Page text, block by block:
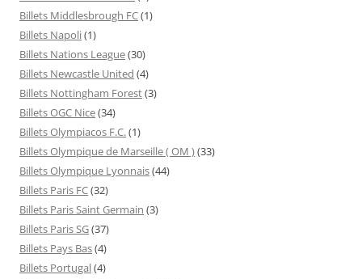
Billets Middlesbrough FC(1)
Billets Napoli(1)
Billets Nations League(30)
Billets Newcastle United (4)
Billets Nottingham Forest(3)
Billets OGC Nice(34)
Billets Olympiacos F.C.(1)
Billets Olympique de Marseille ( OM )(33)
Billets Olympique Lyonnais(44)
Billets Paris FC(32)
Billets Paris Saint Germain (3)
Billets Paris SG(37)
Billets Pays Bas(4)
Billets Portugal(4)